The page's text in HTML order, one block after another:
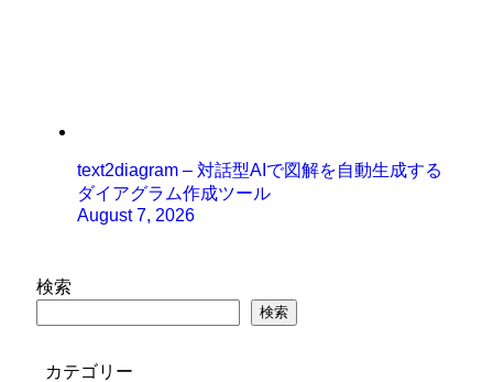
text2diagram – 対話型AIで図解を自動生成する
ダイアグラム作成ツール
August 7, 2026
検索
検索
カテゴリー